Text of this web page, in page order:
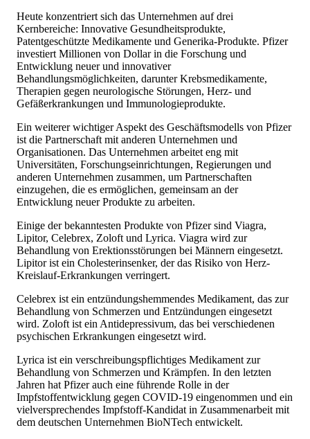
Heute konzentriert sich das Unternehmen auf drei
Kernbereiche: Innovative Gesundheitsprodukte,
Patentgeschützte Medikamente und Generika-Produkte. Pfizer
investiert Millionen von Dollar in die Forschung und
Entwicklung neuer und innovativer
Behandlungsmöglichkeiten, darunter Krebsmedikamente,
Therapien gegen neurologische Störungen, Herz- und
Gefäßerkrankungen und Immunologieprodukte.
Ein weiterer wichtiger Aspekt des Geschäftsmodells von Pfizer
ist die Partnerschaft mit anderen Unternehmen und
Organisationen. Das Unternehmen arbeitet eng mit
Universitäten, Forschungseinrichtungen, Regierungen und
anderen Unternehmen zusammen, um Partnerschaften
einzugehen, die es ermöglichen, gemeinsam an der
Entwicklung neuer Produkte zu arbeiten.
Einige der bekanntesten Produkte von Pfizer sind Viagra,
Lipitor, Celebrex, Zoloft und Lyrica. Viagra wird zur
Behandlung von Erektionsstörungen bei Männern eingesetzt.
Lipitor ist ein Cholesterinsenker, der das Risiko von Herz-
Kreislauf-Erkrankungen verringert.
Celebrex ist ein entzündungshemmendes Medikament, das zur
Behandlung von Schmerzen und Entzündungen eingesetzt
wird. Zoloft ist ein Antidepressivum, das bei verschiedenen
psychischen Erkrankungen eingesetzt wird.
Lyrica ist ein verschreibungspflichtiges Medikament zur
Behandlung von Schmerzen und Krämpfen. In den letzten
Jahren hat Pfizer auch eine führende Rolle in der
Impfstoffentwicklung gegen COVID-19 eingenommen und ein
vielversprechendes Impfstoff-Kandidat in Zusammenarbeit mit
dem deutschen Unternehmen BioNTech entwickelt.